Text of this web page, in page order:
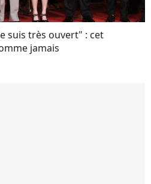
suis très ouvert" : cet
jamais